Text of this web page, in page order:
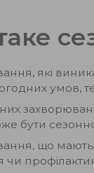
які
умов,
бути
що мають
чи